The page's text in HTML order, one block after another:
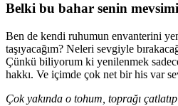
Belki bu bahar senin
Ben de kendi ruhumun envanterini
taşıyacağım? Neleri sevgiyle
Çünkü biliyorum ki yenilenmek
hakkı. Ve içimde çok net bir his var
Çok yakında o tohum, toprağı